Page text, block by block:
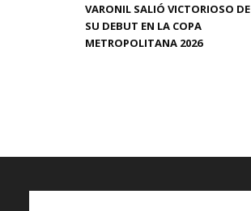
VARONIL SALIÓ VICTORIOSO DE
SU DEBUT EN LA COPA
METROPOLITANA 2026